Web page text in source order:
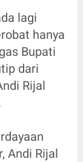
lagi
hanya
Bupati
dari
Rijal
Andi Rijal